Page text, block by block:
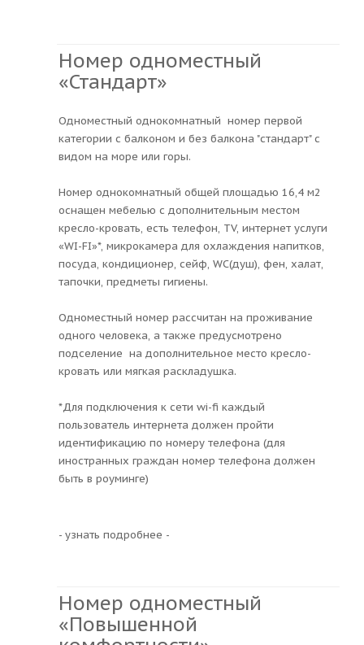
Номер одноместный
«Стандарт»
Одноместный однокомнатный номер первой
категории с балконом и без балкона "стандарт" с
видом на море или горы.
Номер однокомнатный общей площадью 16,4 м2
оснащен мебелью с дополнительным местом
кресло-кровать, есть телефон, TV, интернет услуги
«WI-FI»*, микрокамера для охлаждения напитков,
посуда, кондиционер, сейф, WC(душ), фен, халат,
тапочки, предметы гигиены.
Одноместный номер рассчитан на проживание
одного человека, а также предусмотрено
подселение на дополнительное место кресло-
кровать или мягкая раскладушка.
*Для подключения к сети wi-fi каждый
пользователь интернета должен пройти
идентификацию по номеру телефона (для
иностранных граждан номер телефона должен
быть в роуминге)
- узнать подробнее -
Номер одноместный
«Повышенной